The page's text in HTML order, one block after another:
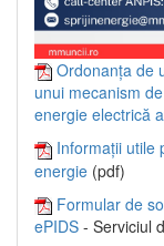
Ordonanța de
unui mecanism
energie electrică
Informații utile
energie (pdf)
Formular de
ePIDS - Serviciul